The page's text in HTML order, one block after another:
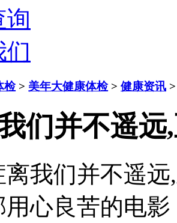
询
们
检> 美年大健康体检> 健康资讯 >
们并不遥
们并不遥远,
心良苦的电